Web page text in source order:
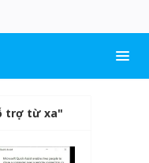
trợ từ xa"